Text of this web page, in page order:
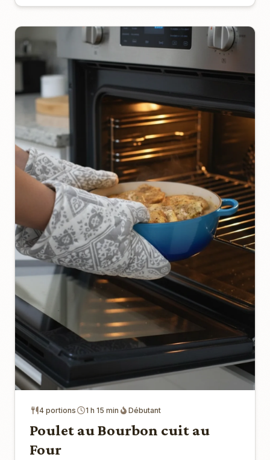
4 portions 1 h 15 min Débutant
Poulet au Bourbon cuit au
Four